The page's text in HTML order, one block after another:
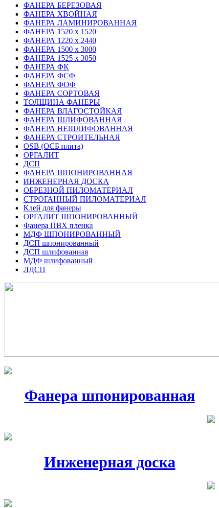
ФАНЕРА БЕРЕЗОВАЯ
ФАНЕРА ХВОЙНАЯ
ФАНЕРА ЛАМИНИРОВАННАЯ
ФАНЕРА 1520 х 1520
ФАНЕРА 1220 х 2440
ФАНЕРА 1500 х 3000
ФАНЕРА 1525 х 3050
ФАНЕРА ФК
ФАНЕРА ФСФ
ФАНЕРА ФОФ
ФАНЕРА СОРТОВАЯ
ТОЛЩИНА ФАНЕРЫ
ФАНЕРА ВЛАГОСТОЙКАЯ
ФАНЕРА ШЛИФОВАННАЯ
ФАНЕРА НЕШЛИФОВАННАЯ
ФАНЕРА СТРОИТЕЛЬНАЯ
OSB (ОСБ плита)
ОРГАЛИТ
ДСП
ФАНЕРА ШПОНИРОВАННАЯ
ИНЖЕНЕРНАЯ ДОСКА
ОБРЕЗНОЙ ПИЛОМАТЕРИАЛ
СТРОГАННЫЙ ПИЛОМАТЕРИАЛ
Клей для фанеры
ОРГАЛИТ ШПОНИРОВАННЫЙ
Фанера ПВХ пленка
МДФ ШПОНИРОВАННЫЙ
ДСП шпонированный
ДСП шлифованная
МДФ шлифованный
ЛДСП
Фанера шпонированная
Инженерная доска